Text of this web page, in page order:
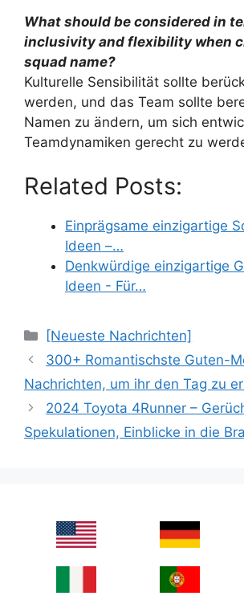
What should be considered in
inclusivity and flexibility when
squad name?
Kulturelle Sensibilität sollte
werden, und das Team sollte
Namen zu ändern, um sich
Teamdynamiken gerecht zu
Related Posts:
Einprägsame einzigartige
Ideen –…
Denkwürdige einzigartige
Ideen - Für…
Categories
[Neueste Nachrichten]
300+ Romantischste Guten-
Nachrichten, um ihr den Tag zu
2024 Toyota 4Runner –
Spekulationen, Einblicke in die